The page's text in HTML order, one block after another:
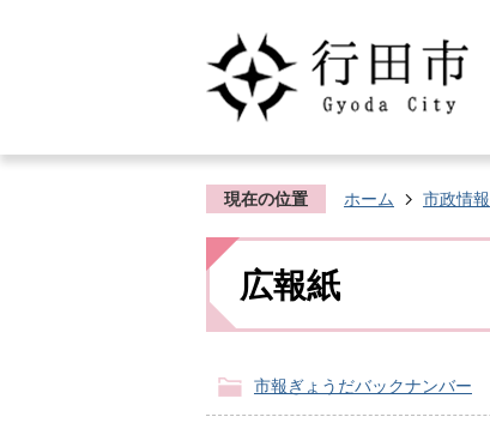
現在の位置 ホーム 市政情報
広報紙
市報ぎょうだバックナンバー